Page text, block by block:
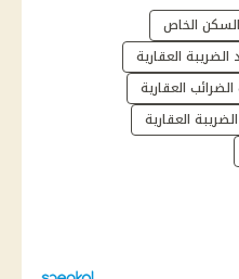
الخاص
العقارية
العقارية
العقارية